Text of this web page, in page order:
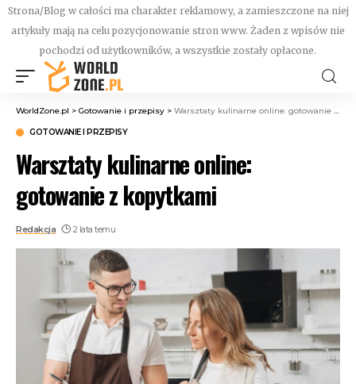
Strona/Blog w całości ma charakter reklamowy, a zamieszczone na niej
artykuły mają na celu pozycjonowanie stron www. Żaden z wpisów nie
pochodzi od użytkowników, a wszystkie zostały opłacone.
WorldZone.pl > Gotowanie i przepisy > Warsztaty kulinarne online: gotowanie z kopytkami
GOTOWANIE I PRZEPISY
Warsztaty kulinarne online:
gotowanie z kopytkami
Redakcja 2 lata temu